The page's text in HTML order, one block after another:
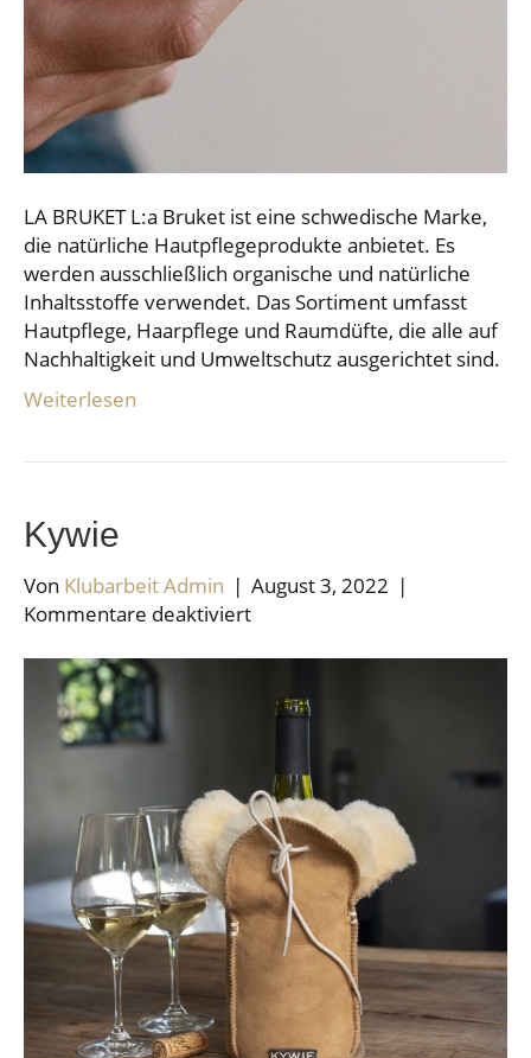
LA BRUKET L:a Bruket ist eine schwedische Marke,
die natürliche Hautpflegeprodukte anbietet. Es
werden ausschließlich organische und natürliche
Inhaltsstoffe verwendet. Das Sortiment umfasst
Hautpflege, Haarpflege und Raumdüfte, die alle auf
Nachhaltigkeit und Umweltschutz ausgerichtet sind.
Weiterlesen
Kywie
Von Klubarbeit Admin | August 3, 2022 |
Kommentare deaktiviertfür